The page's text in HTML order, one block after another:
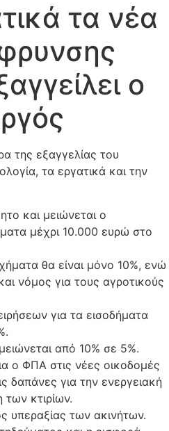
τα νέα
ο
της εξαγγελίας του
τα εργατικά και την
και μειώνεται ο
μέχρι 10.000 ευρώ στο
θα είναι μόνο 10%, ενώ
νόμος για τους αγροτικούς
για τα εισοδήματα
από 10% σε 5%.
ο ΦΠΑ στις νέες οικοδομές
δαπάνες για την ενεργειακή
των κτιρίων.
υπεραξίας των ακινήτων.